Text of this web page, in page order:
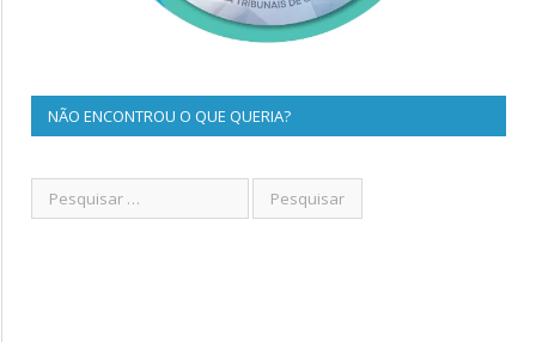
NÃO ENCONTROU O QUE QUERIA?